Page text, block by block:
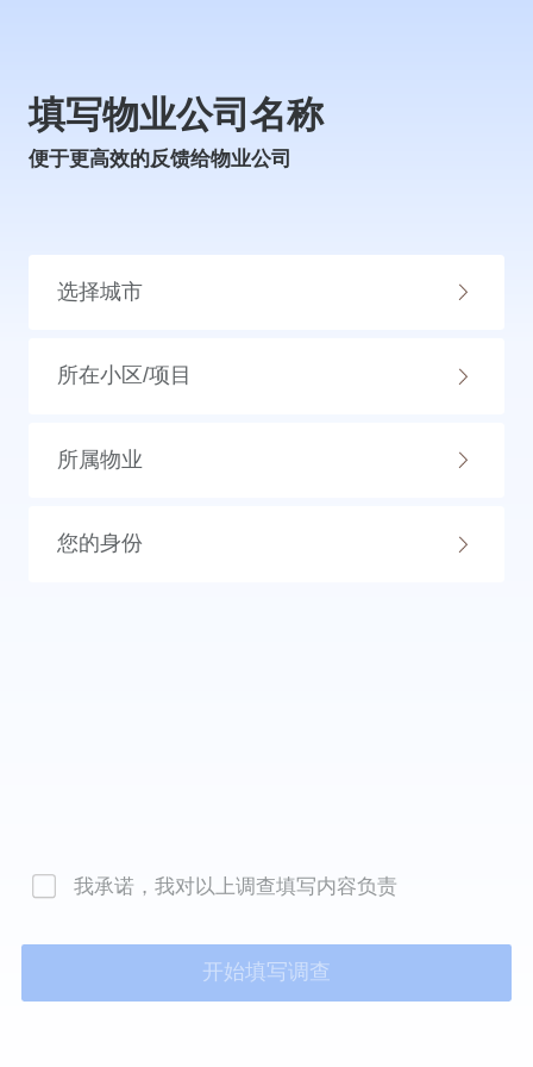
填写物业公司名称
便于更高效的反馈给物业公司
选择城市
所在小区/项目
所属物业
您的身份
我承诺，我对以上调查填写内容负责
开始填写调查